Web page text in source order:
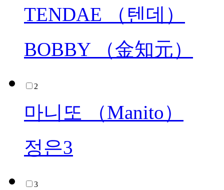
TENDAE （텐데）
BOBBY （金知元）
2
마니또 （Manito）
정은3
3